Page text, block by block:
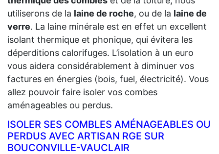
utiliserons de la laine de roche, ou de la laine de
verre. La laine minérale est en effet un excellent
isolant thermique et phonique, qui évitera les
déperditions calorifuges. L’isolation à un euro
vous aidera considérablement à diminuer vos
factures en énergies (bois, fuel, électricité). Vous
allez pouvoir faire isoler vos combes
aménageables ou perdus.
ISOLER SES COMBLES AMÉNAGEABLES OU
PERDUS AVEC ARTISAN RGE SUR
BOUCONVILLE-VAUCLAIR